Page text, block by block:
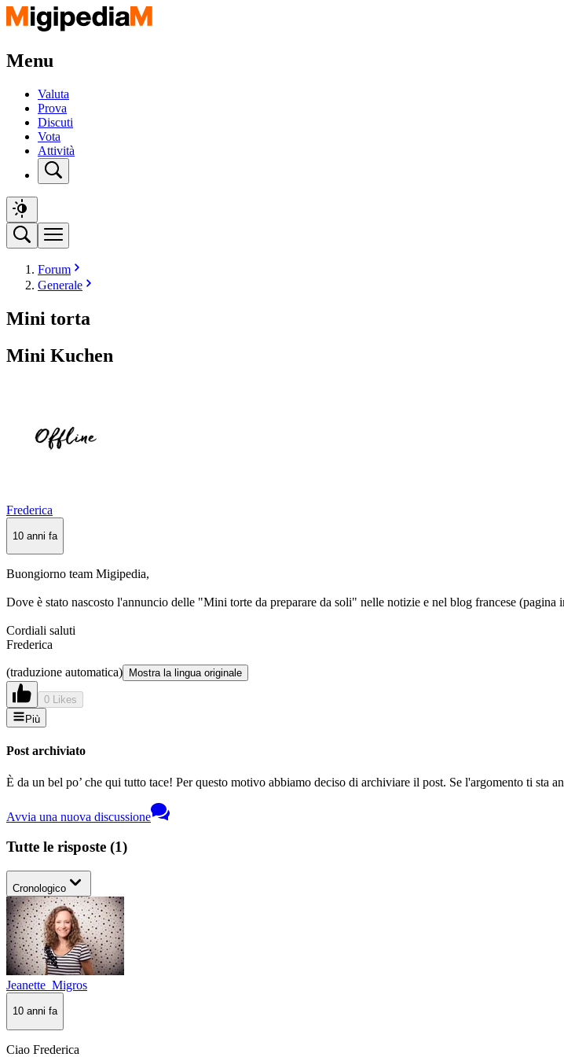
Menu
Valuta
Prova
Discuti
Vota
Attività
Forum
Generale
Mini torta
Mini Kuchen
Frederica
10 anni fa
Buongiorno team Migipedia,
Dove è stato nascosto l'annuncio delle "Mini torte da preparare da soli" nelle notizie e nel blog francese (pagina
Cordiali saluti
Frederica
(traduzione automatica) Mostra la lingua originale
0 Likes
Più
Post archiviato
È da un bel po’ che qui tutto tace! Per questo motivo abbiamo deciso di archiviare il post. Se l'argomento ti sta
Avvia una nuova discussione
Tutte le risposte (1)
Cronologico
Jeanette_Migros
10 anni fa
Ciao Frederica